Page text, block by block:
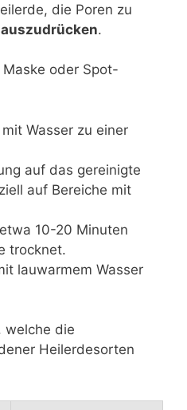
die Poren zu
.
oder Spot-
Wasser zu einer
auf das gereinigte
auf Bereiche mit
10-20 Minuten
trocknet.
lauwarmem Wasser
welche die
Heilerdesorten